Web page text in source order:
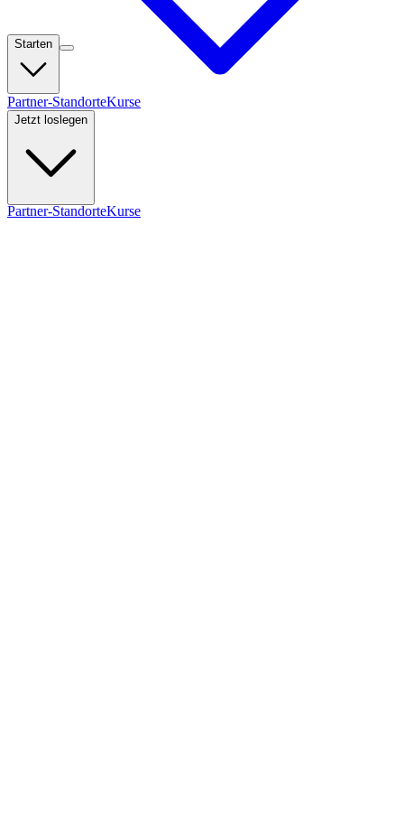
Starten
Partner-StandorteKurse
Jetzt loslegen
Partner-StandorteKurse